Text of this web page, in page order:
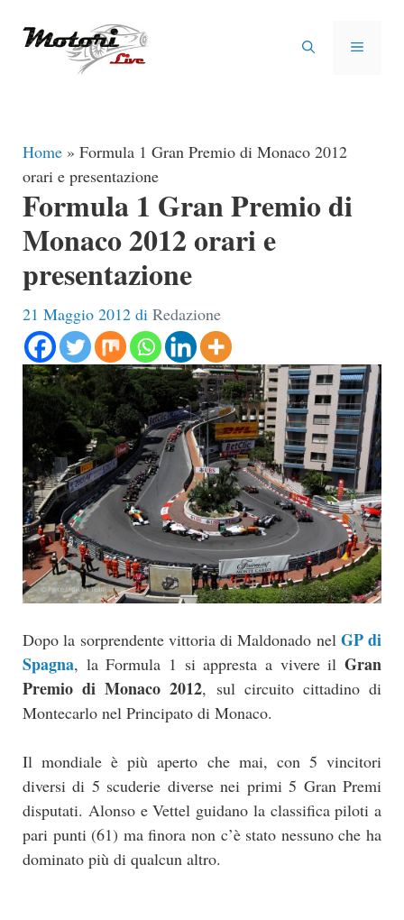
MENU
Home » Formula 1 Gran Premio di Monaco 2012
orari e presentazione
Formula 1 Gran Premio di
Monaco 2012 orari e
presentazione
21 Maggio 2012 di Redazione
Dopo la sorprendente vittoria di Maldonado nel GP di
Spagna, la Formula 1 si appresta a vivere il Gran
Premio di Monaco 2012, sul circuito cittadino di
Montecarlo nel Principato di Monaco.
Il mondiale è più aperto che mai, con 5 vincitori
diversi di 5 scuderie diverse nei primi 5 Gran Premi
disputati. Alonso e Vettel guidano la classifica piloti a
pari punti (61) ma finora non c’è stato nessuno che ha
dominato più di qualcun altro.